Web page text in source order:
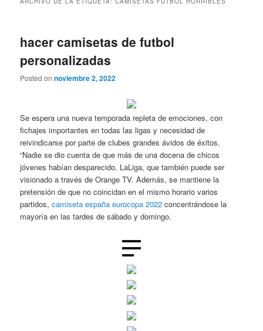
hacer camisetas de futbol
personalizadas
Posted onnoviembre 2, 2022
Se espera una nueva temporada repleta de emociones, con
fichajes importantes en todas las ligas y necesidad de
reivindicarse por parte de clubes grandes ávidos de éxitos.
“Nadie se dio cuenta de que más de una docena de chicos
jóvenes habían desparecido. LaLiga, que también puede ser
visionado a través de Orange TV. Además, se mantiene la
pretensión de que no coincidan en el mismo horario varios
partidos,camiseta españa eurocopa 2022 concentrándose la
mayoría en las tardes de sábado y domingo.